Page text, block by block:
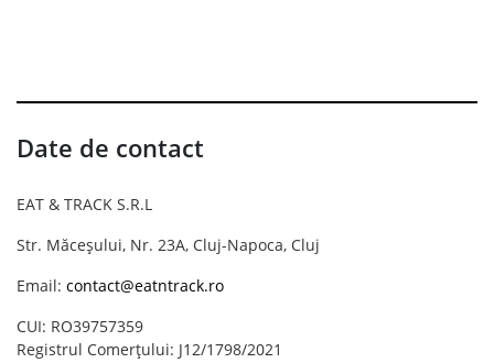
Date de contact
EAT & TRACK S.R.L
Str. Măceșului, Nr. 23A, Cluj-Napoca, Cluj
Email: contact@eatntrack.ro
CUI: RO39757359
Registrul Comerțului: J12/1798/2021